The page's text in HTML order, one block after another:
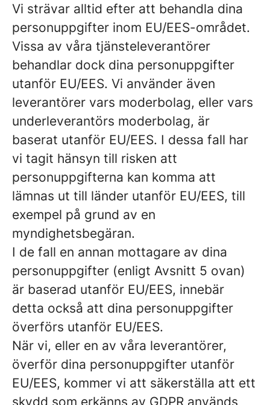
Vi strävar alltid efter att behandla dina
personuppgifter inom EU/EES-området.
Vissa av våra tjänsteleverantörer
behandlar dock dina personuppgifter
utanför EU/EES. Vi använder även
leverantörer vars moderbolag, eller vars
underleverantörs moderbolag, är
baserat utanför EU/EES. I dessa fall har
vi tagit hänsyn till risken att
personuppgifterna kan komma att
lämnas ut till länder utanför EU/EES, till
exempel på grund av en
myndighetsbegäran.
I de fall en annan mottagare av dina
personuppgifter (enligt Avsnitt 5 ovan)
är baserad utanför EU/EES, innebär
detta också att dina personuppgifter
överförs utanför EU/EES.
När vi, eller en av våra leverantörer,
överför dina personuppgifter utanför
EU/EES, kommer vi att säkerställa att ett
skydd som erkänns av GDPR används